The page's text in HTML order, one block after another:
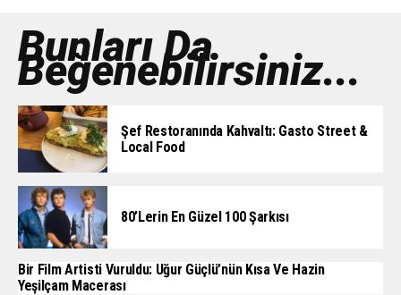
Bunları Da
Beğenebilirsiniz...
Şef Restoranında Kahvaltı: Gasto Street &
Local Food
80’lerin En Güzel 100 Şarkısı
Bir Film Artisti Vuruldu: Uğur Güçlü’nün Kısa Ve Hazin
Yeşilçam Macerası